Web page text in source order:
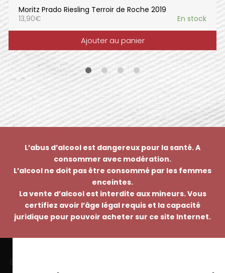
Moritz Prado Riesling Terroir de Roche 2019
13,90€ En stock
Ajouter au panier
L’abus d’alcool est dangereux pour la santé. A
consommer avec modération.
L’alcool ne doit pas être consommé par les femmes
enceintes.
La vente d’alcool est interdite aux mineurs. Vous
certifiez avoir l’âge légal requis et la capacité
juridique pour pouvoir acheter sur ce site Internet.
EMMANUEL NASTI